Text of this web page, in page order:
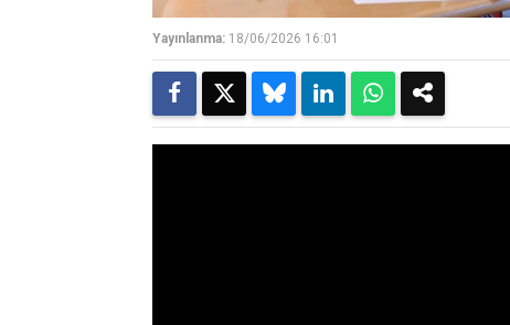
Yayınlanma: 18/06/2026 16:01